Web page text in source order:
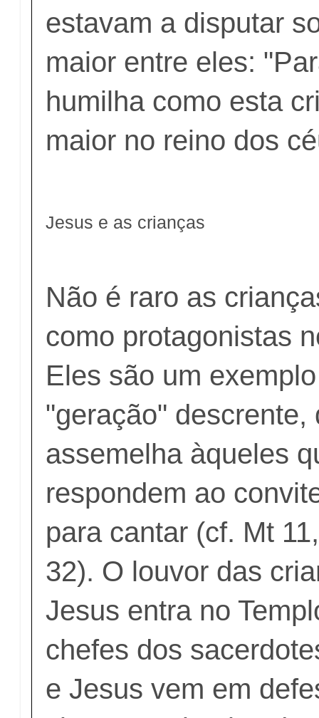
estavam a disputar
maior entre eles:
humilha como esta
maior no reino dos
Jesus e as crianças
Não é raro as
como protagonistas
Eles são um
"geração" descrente,
assemelha àqueles
respondem ao
para cantar (cf. Mt
32). O louvor das
Jesus entra no
chefes dos
e Jesus vem em